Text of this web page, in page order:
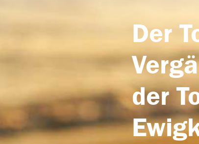
Der
der